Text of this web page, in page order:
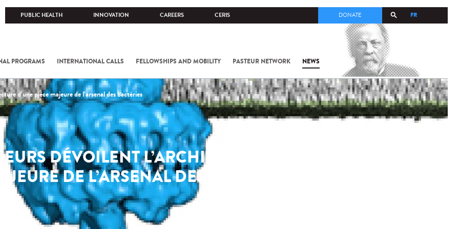
PUBLIC HEALTH INNOVATION CAREERS CERIS FR
DONATE
PROGRAMS INTERNATIONAL CALLS FELLOWSHIPS AND MOBILITY PASTEUR NETWORK NEWS
d’une pièce majeure de l’arsenal des bactéries
DÉVOILENT L’ARCHITECTURE D’UNE
DE L’ARSENAL DES BACTÉRIES